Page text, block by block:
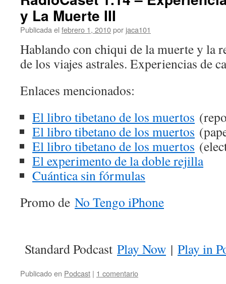
y La Muerte III
Publicada el febrero 1, 2010por jaca101
Hablando con chiqui de la muerte y la
de los viajes astrales. Experiencias de
Enlaces mencionados:
El libro tibetano de los muertos
El libro tibetano de los muertos
El libro tibetano de los muertos
El experimento de la doble rejilla
Cuántica sin fórmulas
Promo de No Tengo iPhone
Standard Podcast Play Now | Play in
Publicado en Podcast | 1 comentario